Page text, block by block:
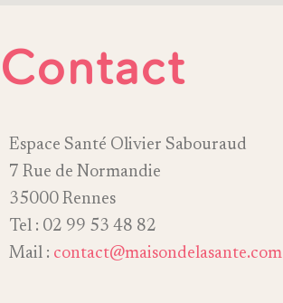
Contact
Espace Santé Olivier Sabouraud
7 Rue de Normandie
35000 Rennes
Tel : 02 99 53 48 82
Mail : contact@maisondelasante.com